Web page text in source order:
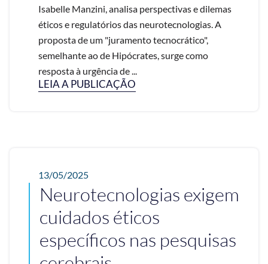
Isabelle Manzini, analisa perspectivas e dilemas
éticos e regulatórios das neurotecnologias. A
proposta de um "juramento tecnocrático",
semelhante ao de Hipócrates, surge como
resposta à urgência de ...
LEIA A PUBLICAÇÃO
13/05/2025
Neurotecnologias exigem
cuidados éticos
específicos nas pesquisas